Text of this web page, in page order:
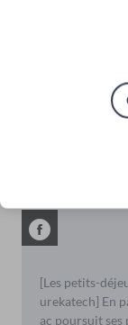
C Stand Up,
qui
en Charente !
e de
[Les petits-
urekatech] En
ac poursuit ses